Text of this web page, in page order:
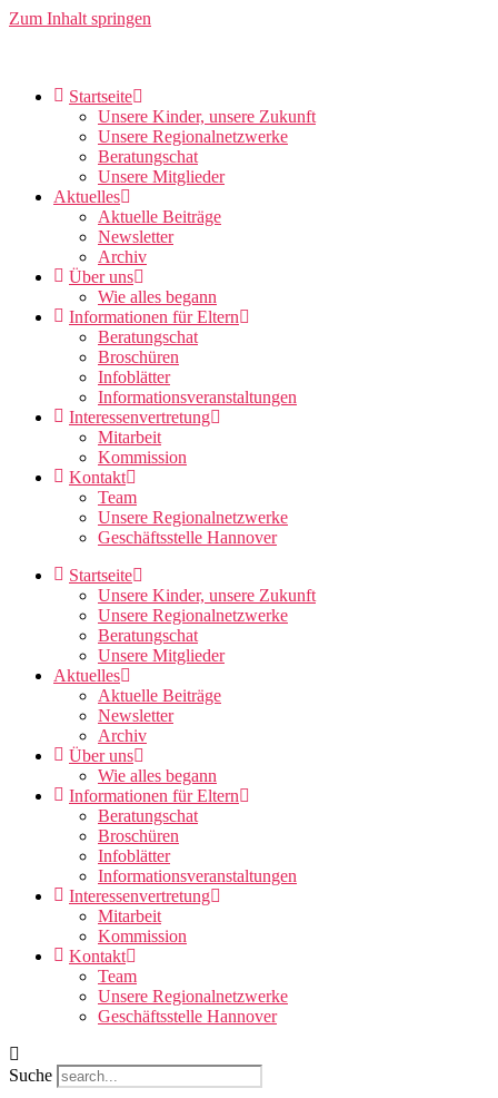
Zum Inhalt springen
Startseite
Unsere Kinder, unsere Zukunft
Unsere Regionalnetzwerke
Beratungschat
Unsere Mitglieder
Aktuelles
Aktuelle Beiträge
Newsletter
Archiv
Über uns
Wie alles begann
Informationen für Eltern
Beratungschat
Broschüren
Infoblätter
Informationsveranstaltungen
Interessenvertretung
Mitarbeit
Kommission
Kontakt
Team
Unsere Regionalnetzwerke
Geschäftsstelle Hannover
Startseite
Unsere Kinder, unsere Zukunft
Unsere Regionalnetzwerke
Beratungschat
Unsere Mitglieder
Aktuelles
Aktuelle Beiträge
Newsletter
Archiv
Über uns
Wie alles begann
Informationen für Eltern
Beratungschat
Broschüren
Infoblätter
Informationsveranstaltungen
Interessenvertretung
Mitarbeit
Kommission
Kontakt
Team
Unsere Regionalnetzwerke
Geschäftsstelle Hannover
Suche